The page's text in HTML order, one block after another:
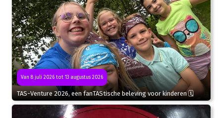
Van 8 juli 2026 tot 13 augustus 2026
TAS-Venture 2026, een fanTAStische beleving voor kinderen 🗓